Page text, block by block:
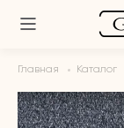
Главная Каталог